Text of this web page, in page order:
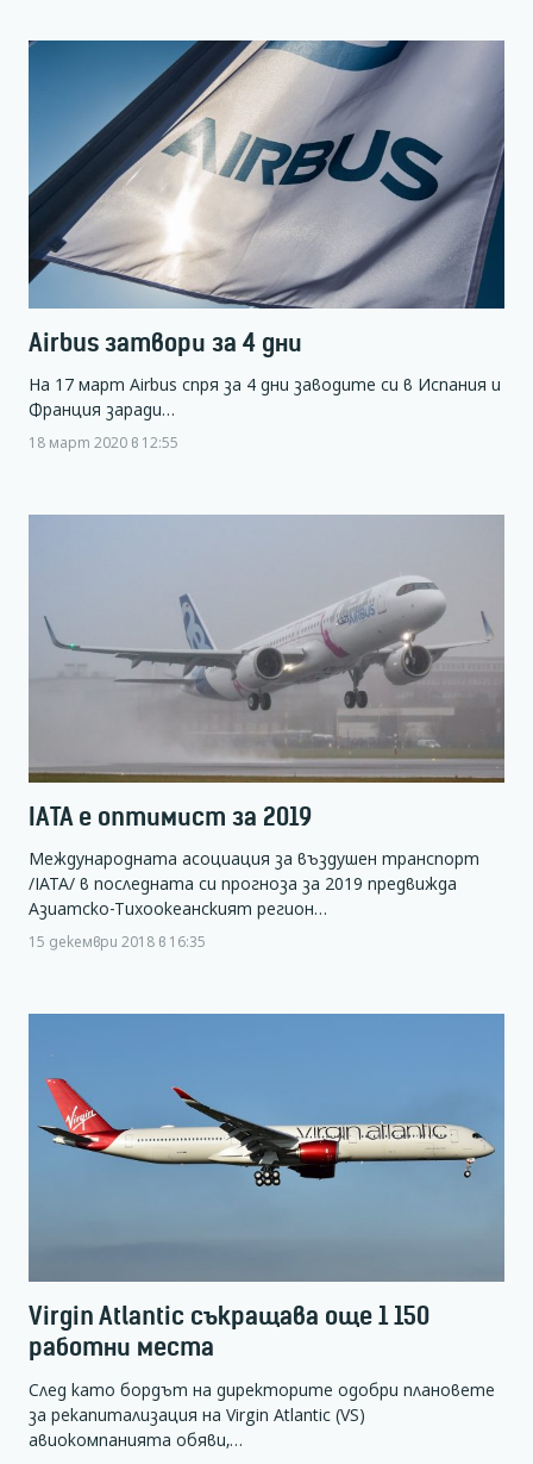
Airbus затвори за 4 дни
На 17 март Airbus спря за 4 дни заводите си в Испания и
Франция заради…
18 март 2020 в 12:55
IATA е оптимист за 2019
Международната асоциация за въздушен транспорт
/IATA/ в последната си прогноза за 2019 предвижда
Азиатско-Тихоокеанският регион…
15 декември 2018 в 16:35
Virgin Atlantic съкращава още 1 150
работни места
След като бордът на директорите одобри плановете
за рекапитализация на Virgin Atlantic (VS)
авиокомпанията обяви,…